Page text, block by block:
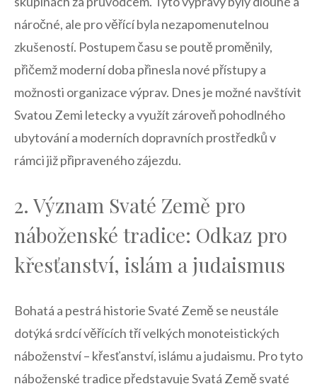
náročné, ale pro věřící byla nezapomenutelnou
zkušeností. Postupem času ‌se poutě proměnily,
přičemž moderní doba přinesla nové přístupy a⁤
možnosti organizace výprav. Dnes je možné ⁣navštívit
Svatou Zemi ⁢letecky a⁢ využít zároveň pohodlného
ubytování⁢ a moderních dopravních ⁢prostředků ​v
rámci již připraveného ⁤zájezdu.
2. Význam Svaté Země pro
náboženské tradice: Odkaz ​pro
křesťanství, islám a judaismus
Bohatá a pestrá historie Svaté Země se neustále
dotýká srdcí⁤ věřících tří velkých monoteistických
náboženství – křesťanství,‍ islámu a judaismu. Pro tyto
náboženské tradice představuje ​Svatá Země ​svaté⁣